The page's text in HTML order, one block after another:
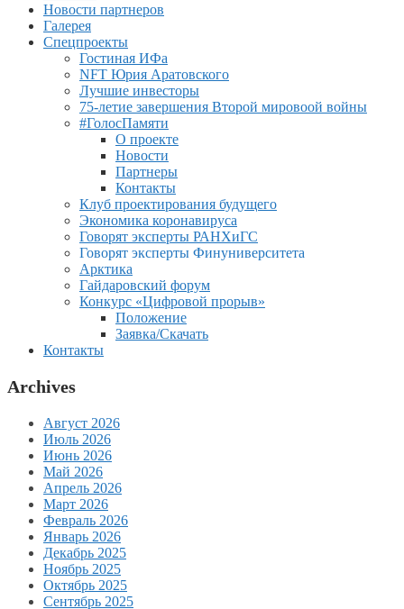
Новости партнеров
Галерея
Спецпроекты
Гостиная ИФа
NFT Юрия Аратовского
Лучшие инвесторы
75-летие завершения Второй мировоой войны
#ГолосПамяти
О проекте
Новости
Партнеры
Контакты
Клуб проектирования будущего
Экономика коронавируса
Говорят эксперты РАНХиГС
Говорят эксперты Финуниверситета
Арктика
Гайдаровский форум
Конкурс «Цифровой прорыв»
Положение
Заявка/Скачать
Контакты
Archives
Август 2026
Июль 2026
Июнь 2026
Май 2026
Апрель 2026
Март 2026
Февраль 2026
Январь 2026
Декабрь 2025
Ноябрь 2025
Октябрь 2025
Сентябрь 2025